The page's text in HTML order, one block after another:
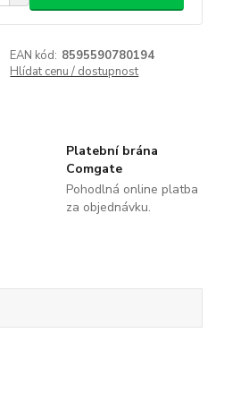
EAN kód: 8595590780194
Hlídat cenu / dostupnost
Platební brána
Comgate
Pohodlná online platba
za objednávku.